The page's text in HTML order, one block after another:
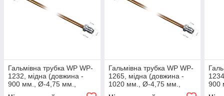
Гальмівна трубка WP WP-
1232, мідна (довжина -
900 мм., Ø-4,75 мм.,
Гальмівна трубка WP WP-
1265, мідна (довжина -
1020 мм., Ø-4,75 мм.,
900